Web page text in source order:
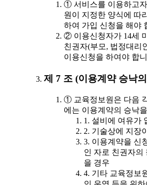
① 서비스를 이용하고
원이 지정한 양식에 따
하여 가입 신청을 해야
② 이용신청자가 14세
친권자(부모, 법정대리
이용신청을 하여야 합
제 7 조 (이용계약 승낙
① 교육정보원은 다음
에는 이용계약의 승낙
1. 설비에 여유가
2. 기술상에 지장
3. 이용계약을 신
인 자로 친권자의
을 경우
4. 기타 교육정보